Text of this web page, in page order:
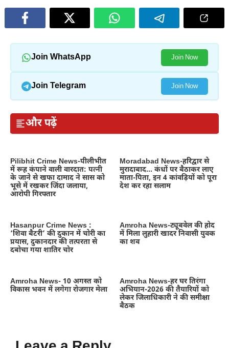
Join WhatsApp Join Now
Join Telegram Join Now
और पढ़ें
Pilibhit Crime News-पीलीभीत
में रूह कंपाने वाली वारदात: पत्नी
के जाने से खफा दामाद ने सास को
भूसे में रखकर जिंदा जलाया,
आरोपी गिरफ्तार
Moradabad News-हरिद्वार से
मुरादाबाद… कंधों पर बैठाकर लाए
माता-पिता, इन 4 कांवड़ियों को पूरा
देश कर रहा सलाम
Hasanpur Crime News :
‘शिवा बैटरी’ की दुकान में चोरी का
प्रयास, दुकानदार की तत्परता से
दबोचा गया शातिर चोर
Amroha News-ट्यूबवेल की होद
में मिला लुहारी खादर निवासी युवक
का शव
Amroha News- 10 अगस्त को
विकास भवन में लगेगा रोजगार मेला
Amroha News-हर घर तिरंगा
अभियान-2026 की तैयारियों को
लेकर जिलाधिकारी ने की समीक्षा
बैठक